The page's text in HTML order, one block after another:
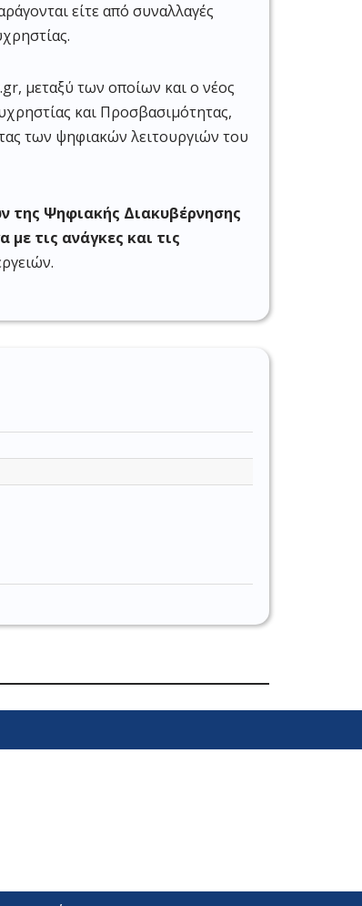
είτε από συναλλαγές
μεταξύ των οποίων και ο νέος
και Προσβασιμότητας,
των ψηφιακών λειτουργιών του
της Ψηφιακής Διακυβέρνησης
τις ανάγκες και τις